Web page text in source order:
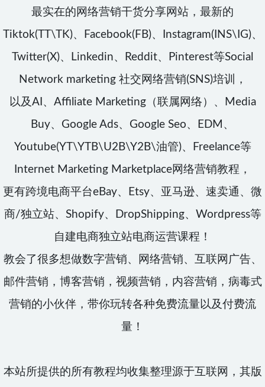
最实在的网络营销干货分享网站，最新的
Tiktok(TT\TK)、Facebook(FB)、Instagram(INS\IG)、
Twitter(X)、Linkedin、Reddit、Pinterest等Social
Network marketing 社交网络营销(SNS)培训，
以及AI、Affiliate Marketing（联属网络）、Media
Buy、Google Ads、Google Seo、EDM、
Youtube(YT\YTB\U2B\Y2B\油管)、Freelance等
Internet Marketing Marketplace网络营销教程，
更有跨境电商平台eBay、Etsy、亚马逊、速卖通、微
商/独立站、Shopify、DropShipping、Wordpress等
自建电商独立站电商运营课程！
教会了很多想做数字营销、网络营销、互联网广告、
邮件营销，博客营销，视频营销，内容营销，病毒式
营销的小伙伴，带你玩转各种免费流量以及付费流
量！
本站所提供的所有教程均收集整理源于互联网，其版